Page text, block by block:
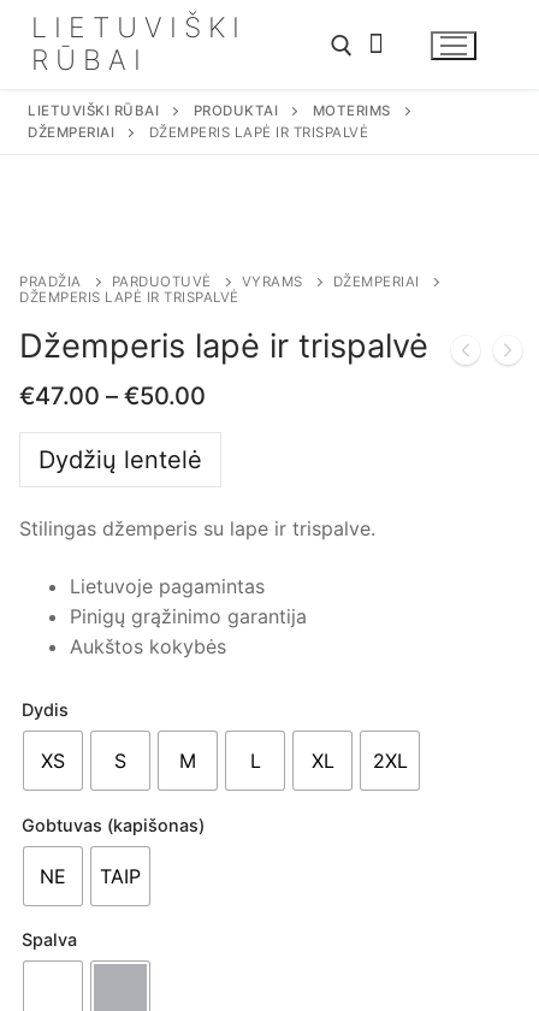
turinio
LIETUVIŠKI
RŪBAI
LIETUVIŠKI RŪBAI PRODUKTAI
MOTERIMS
DŽEMPERIAI
DŽEMPERIS LAPĖ IR TRISPALVĖ
PRADŽIA PARDUOTUVĖ VYRAMS
DŽEMPERIAI
DŽEMPERIS LAPĖ IR TRISPALVĖ
Džemperis lapė ir trispalvė
€47.00 – €50.00
Dydžių lentelė
Stilingas džemperis su lape ir trispalve.
Lietuvoje pagamintas
Pinigų grąžinimo garantija
Aukštos kokybės
Dydis
XS S M L XL 2XL
Gobtuvas (kapišonas)
NE TAIP
Spalva